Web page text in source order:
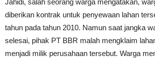
Jahidi, salah seorang warga mengatakan,
diberikan kontrak untuk penyewaan lahan
tahun pada tahun 2010. Namun saat jangka
selesai, pihak PT BBR malah mengklaim
menjadi milik perusahaan tersebut. Warga